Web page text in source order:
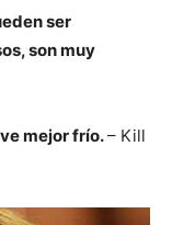
ser
son muy
mejor frío.– Kill